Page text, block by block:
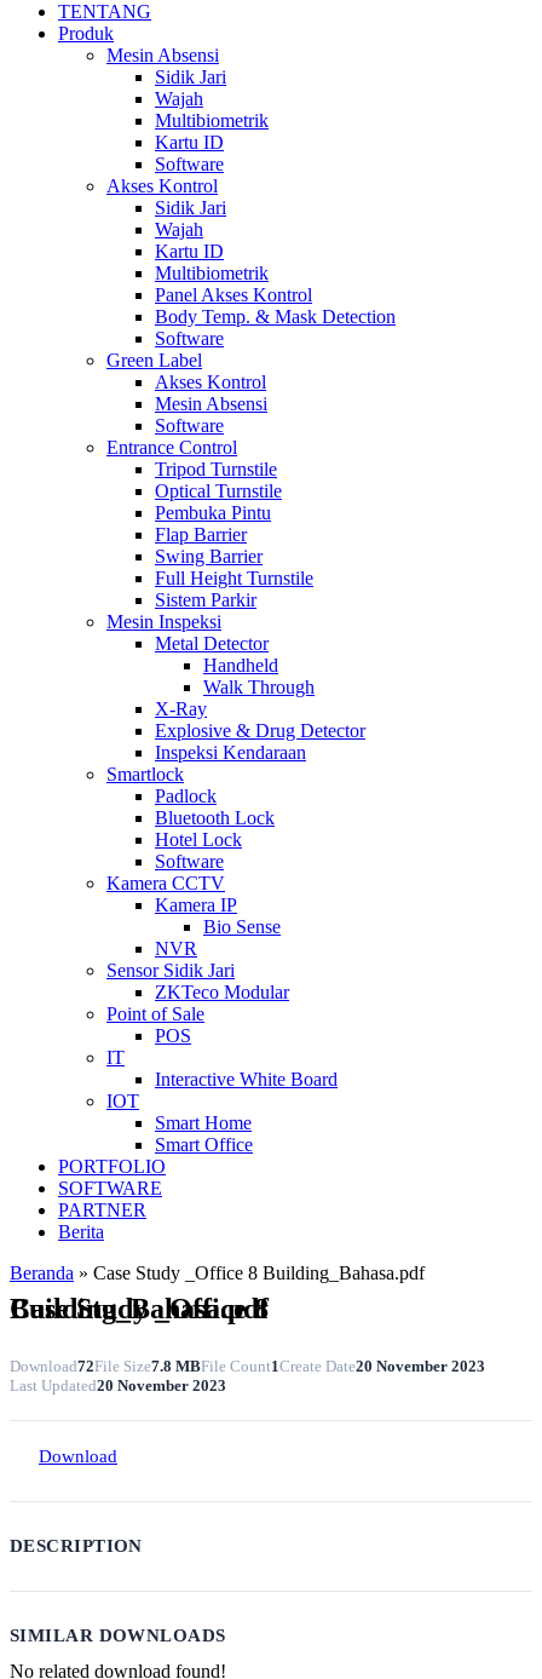
TENTANG
Produk
Mesin Absensi
Sidik Jari
Wajah
Multibiometrik
Kartu ID
Software
Akses Kontrol
Sidik Jari
Wajah
Kartu ID
Multibiometrik
Panel Akses Kontrol
Body Temp. & Mask Detection
Software
Green Label
Akses Kontrol
Mesin Absensi
Software
Entrance Control
Tripod Turnstile
Optical Turnstile
Pembuka Pintu
Flap Barrier
Swing Barrier
Full Height Turnstile
Sistem Parkir
Mesin Inspeksi
Metal Detector
Handheld
Walk Through
X-Ray
Explosive & Drug Detector
Inspeksi Kendaraan
Smartlock
Padlock
Bluetooth Lock
Hotel Lock
Software
Kamera CCTV
Kamera IP
Bio Sense
NVR
Sensor Sidik Jari
ZKTeco Modular
Point of Sale
POS
IT
Interactive White Board
IOT
Smart Home
Smart Office
PORTFOLIO
SOFTWARE
PARTNER
Berita
Beranda » Case Study _Office 8 Building_Bahasa.pdf
Case Study _Office 8 Building_Bahasa.pdf
Download72File Size7.8 MBFile Count1Create Date20 November 2023
Last Updated20 November 2023
Download
DESCRIPTION
SIMILAR DOWNLOADS
No related download found!